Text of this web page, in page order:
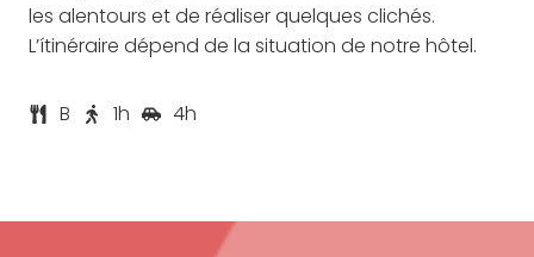
les alentours et de réaliser quelques clichés.
L’ítinéraire dépend de la situation de notre hôtel.
B 1h 4h